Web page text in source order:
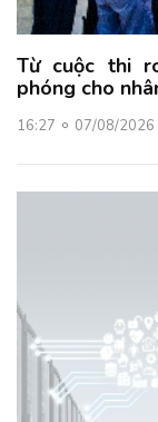
Từ cuộc thi
phóng cho
16:27 07/08/2026